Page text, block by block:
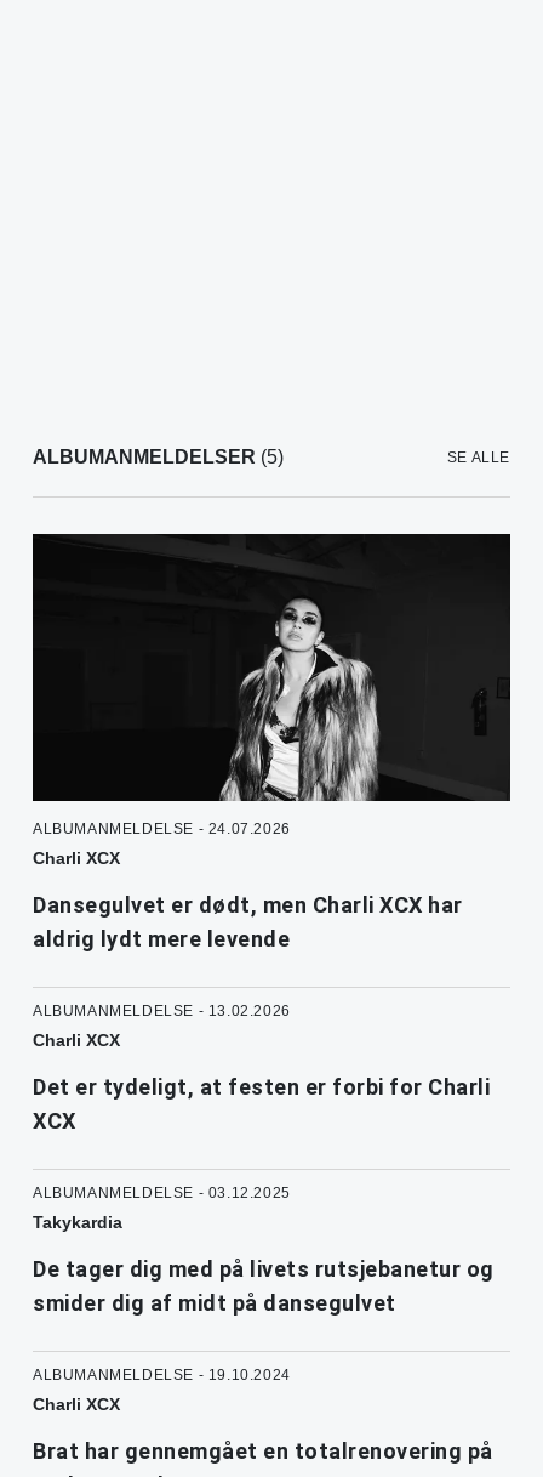
ALBUMANMELDELSER (5) SE ALLE
ALBUMANMELDELSE - 24.07.2026
Charli XCX
Dansegulvet er dødt, men Charli XCX har
aldrig lydt mere levende
ALBUMANMELDELSE - 13.02.2026
Charli XCX
Det er tydeligt, at festen er forbi for Charli
XCX
ALBUMANMELDELSE - 03.12.2025
Takykardia
De tager dig med på livets rutsjebanetur og
smider dig af midt på dansegulvet
ALBUMANMELDELSE - 19.10.2024
Charli XCX
Brat har gennemgået en totalrenovering på